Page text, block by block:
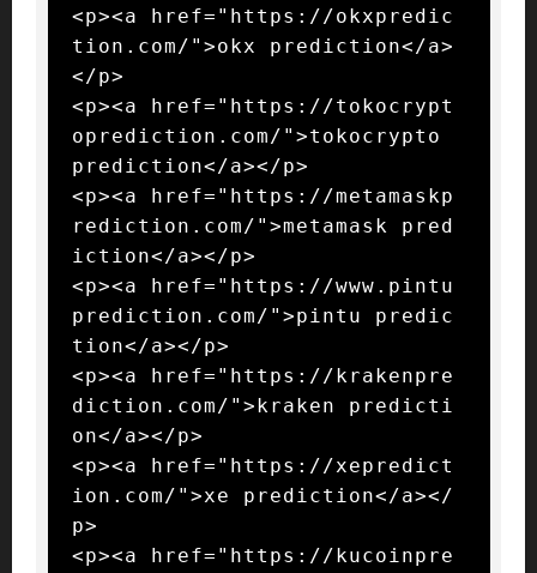
<p><a href="https://okxpredic
tion.com/">okx prediction</a>
</p>
<p><a href="https://tokocrypt
oprediction.com/">tokocrypto
prediction</a></p>
<p><a href="https://metamaskp
rediction.com/">metamask pred
iction</a></p>
<p><a href="https://www.pintu
prediction.com/">pintu predic
tion</a></p>
<p><a href="https://krakenpre
diction.com/">kraken predicti
on</a></p>
<p><a href="https://xepredict
ion.com/">xe prediction</a></
p>
<p><a href="https://kucoinpre